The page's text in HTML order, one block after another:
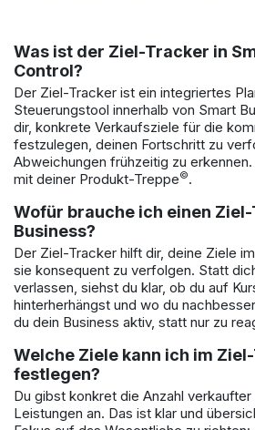
Was ist der Ziel-Tracker in
Control?
Der Ziel-Tracker ist ein integriertes
Steuerungstool innerhalb von Smart
dir, konkrete Verkaufsziele für die
festzulegen, deinen Fortschritt zu
Abweichungen frühzeitig zu
mit deiner Produkt-Treppe©.
Wofür brauche ich einen
Business?
Der Ziel-Tracker hilft dir, deine Ziele
sie konsequent zu verfolgen. Statt
verlassen, siehst du klar, ob du auf
hinterherhängst und wo du
du dein Business aktiv, statt nur zu
Welche Ziele kann ich im
festlegen?
Du gibst konkret die Anzahl
Leistungen an. Das ist klar und